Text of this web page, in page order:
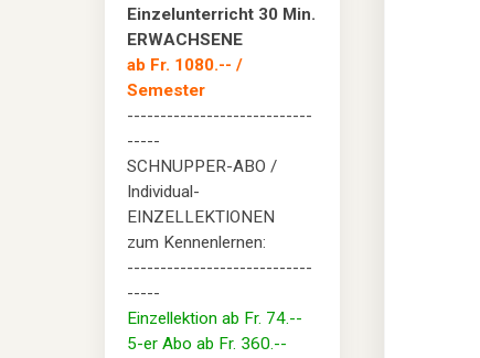
Einzelunterricht 30 Min.
ERWACHSENE
ab Fr. 1080.-- /
Semester
----------------------------
-----
SCHNUPPER-ABO /
Individual-
EINZELLEKTIONEN
zum Kennenlernen:
----------------------------
-----
Einzellektion ab Fr. 74.--
5-er Abo ab Fr. 360.--